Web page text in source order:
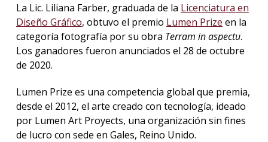
La
en
los
Blog
La Lic. Liliana Farber, graduada de la Licenciatura en
Diseño Gráfico, obtuvo el premio Lumen Prize en la
categoría fotografía por su obra Terram in aspectu.
Los ganadores fueron anunciados el 28 de octubre
de 2020.
Lumen Prize es una competencia global que premia,
desde el 2012, el arte creado con tecnología, ideado
por Lumen Art Proyects, una organización sin fines
de lucro con sede en Gales, Reino Unido.